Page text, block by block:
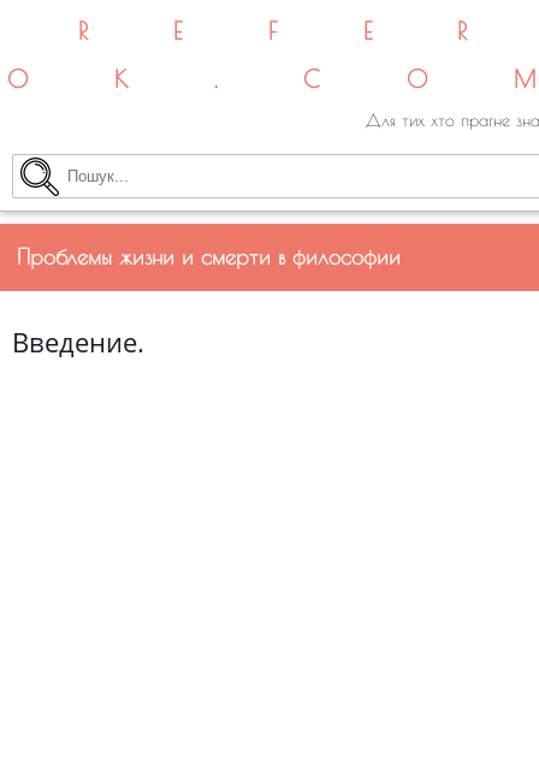
Для тих хто прагне
Проблемы жизни и смерти в философии
Введение.